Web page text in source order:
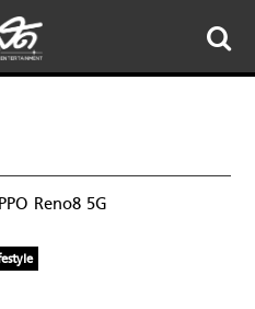
Reno8 5G